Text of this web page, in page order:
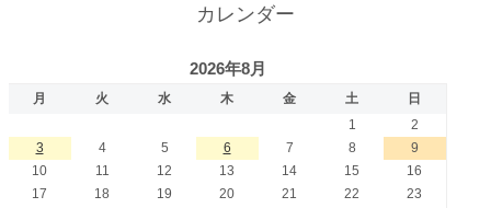
カレンダー
2026年8月
月 火 水 木 金 土
日
1
2
3
4 5 6 7 8
9
10
11 12 13 14 15
16
17
18 19 20 21 22
23